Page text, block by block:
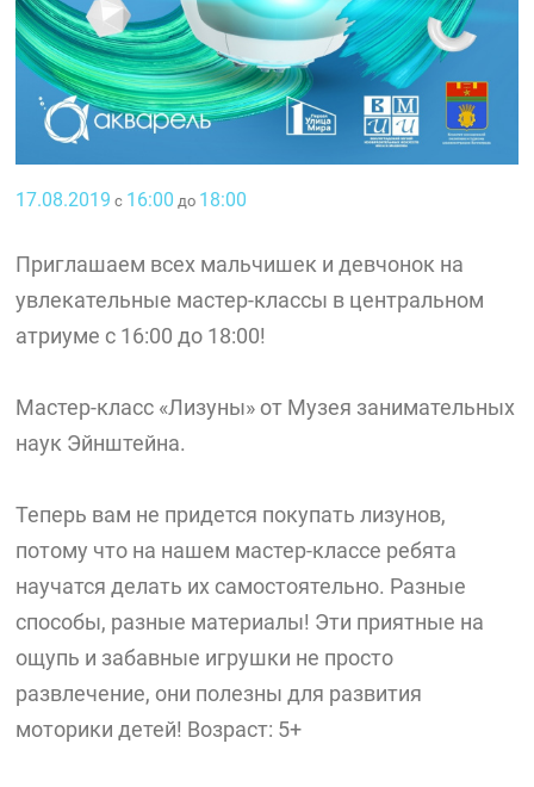
17.08.2019 с 16:00 до 18:00
Приглашаем всех мальчишек и девчонок на
увлекательные мастер-классы в центральном
атриуме с 16:00 до 18:00!
Мастер-класс «Лизуны» от Музея занимательных
наук Эйнштейна.
Теперь вам не придется покупать лизунов,
потому что на нашем мастер-классе ребята
научатся делать их самостоятельно. Разные
способы, разные материалы! Эти приятные на
ощупь и забавные игрушки не просто
развлечение, они полезны для развития
моторики детей! Возраст: 5+